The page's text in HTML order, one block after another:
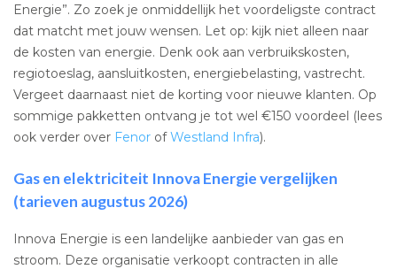
Energie”. Zo zoek je onmiddellijk het voordeligste contract
dat matcht met jouw wensen. Let op: kijk niet alleen naar
de kosten van energie. Denk ook aan verbruikskosten,
regiotoeslag, aansluitkosten, energiebelasting, vastrecht.
Vergeet daarnaast niet de korting voor nieuwe klanten. Op
sommige pakketten ontvang je tot wel €150 voordeel (lees
ook verder over Fenor ofWestland Infra).
Gas en elektriciteit Innova Energie vergelijken
(tarieven augustus 2026)
Innova Energie is een landelijke aanbieder van gas en
stroom. Deze organisatie verkoopt contracten in alle